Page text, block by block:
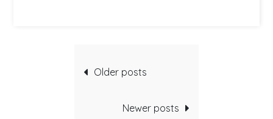
Posts
navigation
Older posts
Newer posts